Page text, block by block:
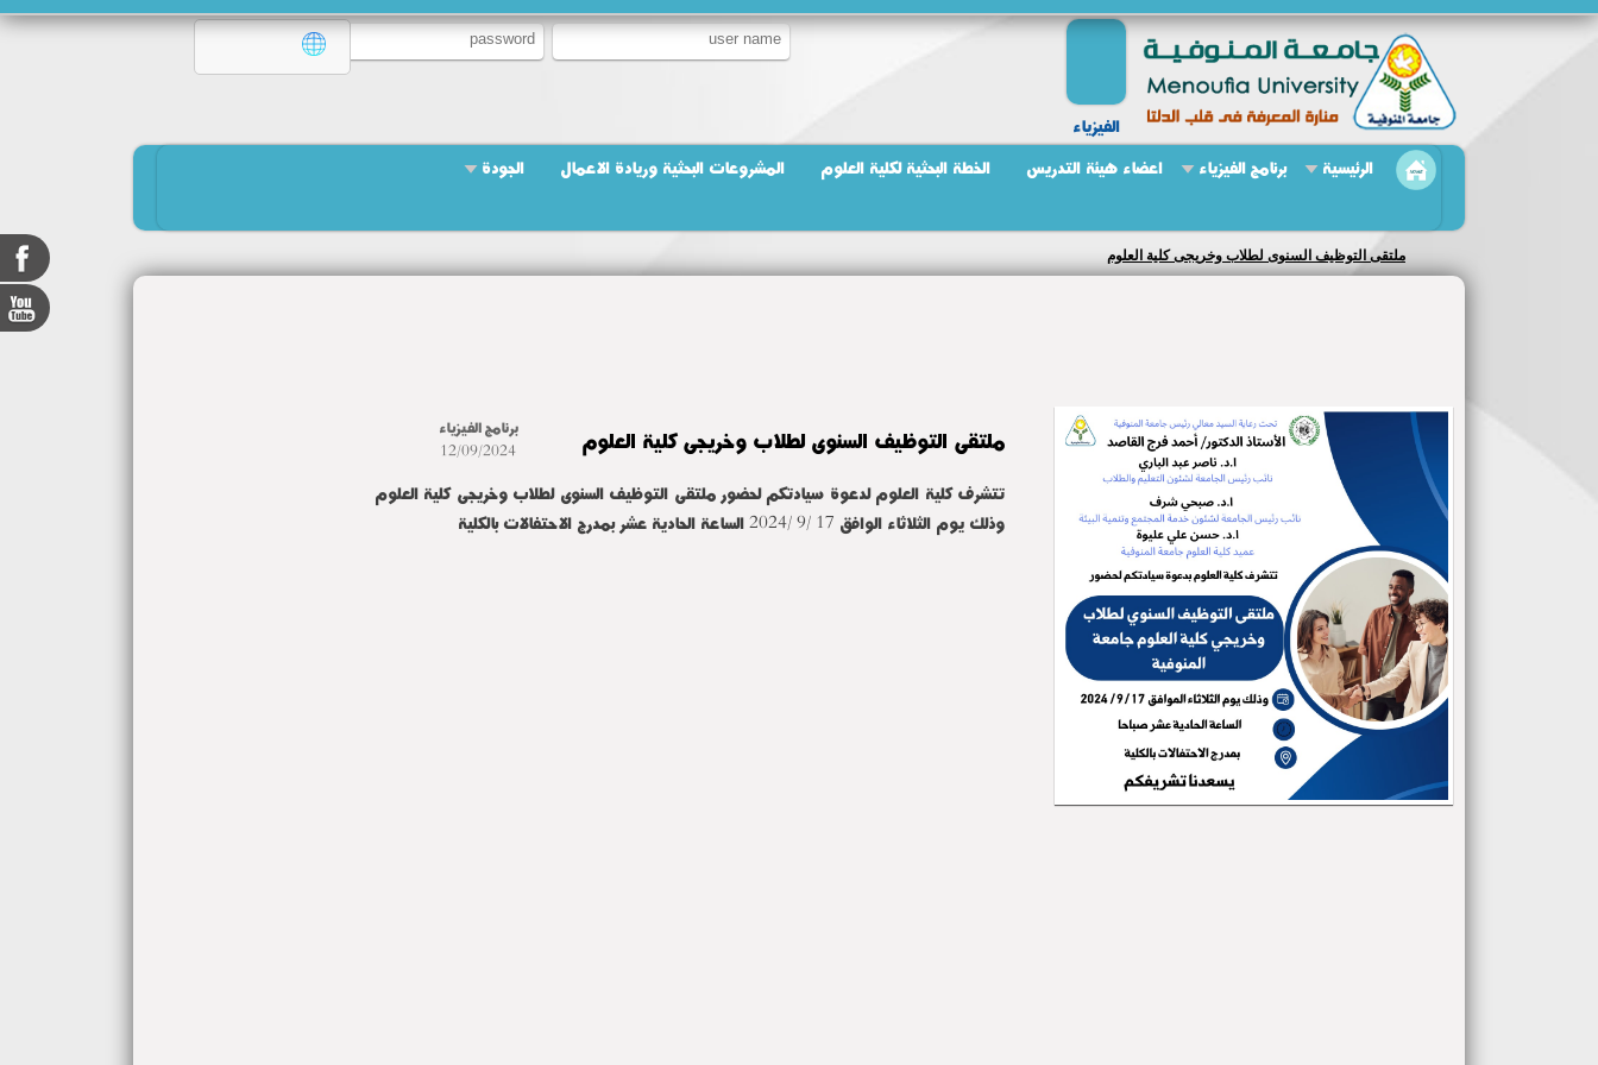
الفيزياء
الرئيسية
برنامج الفيزياء اعضاء هيئة التدريس الخطة البحثية لكلية العلوم المشروعات البحثية وريادة الاعمال الجودة
ملتقى التوظيف السنوى لطلاب وخريجى كلية العلوم
ملتقى التوظيف السنوى لطلاب وخريجى كلية العلوم
برنامج الفيزياء
12/09/2024
تتشرف كلية العلوم لدعوة سيادتكم لحضور ملتقى التوظيف السنوى لطلاب وخريجى كلية العلوم
وذلك يوم الثلاثاء الوافق 17 /9 /2024 الساعة الحادية عشر بمدرج الاحتفالات بالكلية